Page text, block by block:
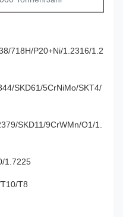
718H/P20+Ni/1.2316/1.2
SKD61/5CrNiMo/SKT4/
SKD11/9CrWMn/O1/1.
1.7225
T8